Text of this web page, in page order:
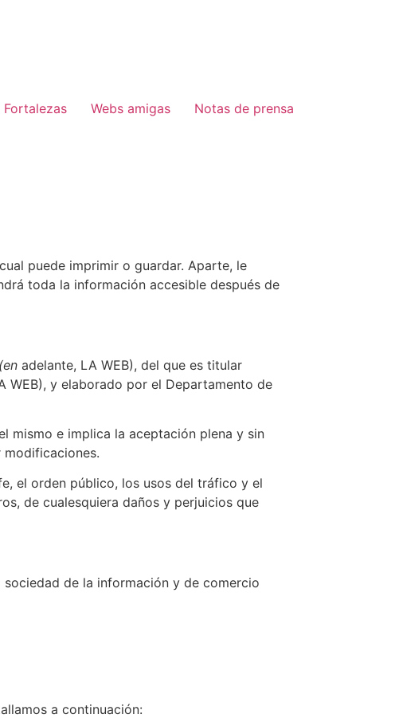
Webs amigas Notas de prensa
puede imprimir o guardar. Aparte, le
toda la información accesible después de
(en adelante, LA WEB), del que es titular
WEB), y elaborado por el Departamento de
mismo e implica la aceptación plena y sin
modificaciones.
el orden público, los usos del tráfico y el
de cualesquiera daños y perjuicios que
sociedad de la información y de comercio
a continuación: